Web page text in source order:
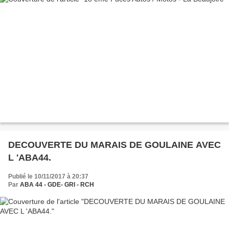
DECOUVERTE DU MARAIS DE GOULAINE AVEC
L 'ABA44.
Publié le 10/11/2017 à 20:37
Par ABA 44 - GDE- GRI - RCH